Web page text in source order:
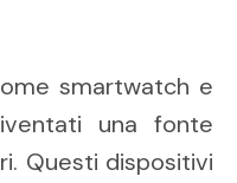
smartwatch e
una fonte
Questi dispositivi